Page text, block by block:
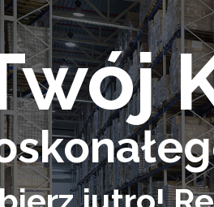
do biura
do archiwum
sklepowe
do urzędów